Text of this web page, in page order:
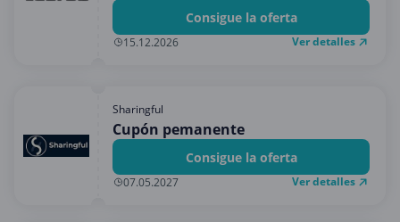
Consigue la oferta
15.12.2026 Ver detalles
Sharingful
Cupón pemanente
Consigue la oferta
07.05.2027 Ver detalles